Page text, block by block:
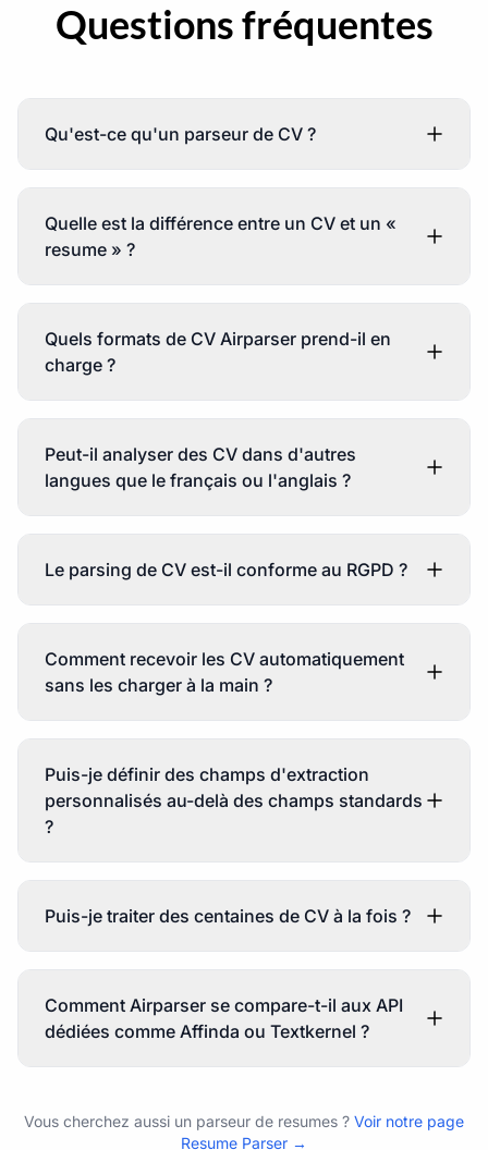
Questions fréquentes
Qu'est-ce qu'un parseur de CV ?
Quelle est la différence entre un CV et un «
resume » ?
Quels formats de CV Airparser prend-il en
charge ?
Peut-il analyser des CV dans d'autres
langues que le français ou l'anglais ?
Le parsing de CV est-il conforme au RGPD ?
Comment recevoir les CV automatiquement
sans les charger à la main ?
Puis-je définir des champs d'extraction
personnalisés au-delà des champs standards
?
Puis-je traiter des centaines de CV à la fois ?
Comment Airparser se compare-t-il aux API
dédiées comme Affinda ou Textkernel ?
Vous cherchez aussi un parseur de resumes ? Voir notre page
Resume Parser →